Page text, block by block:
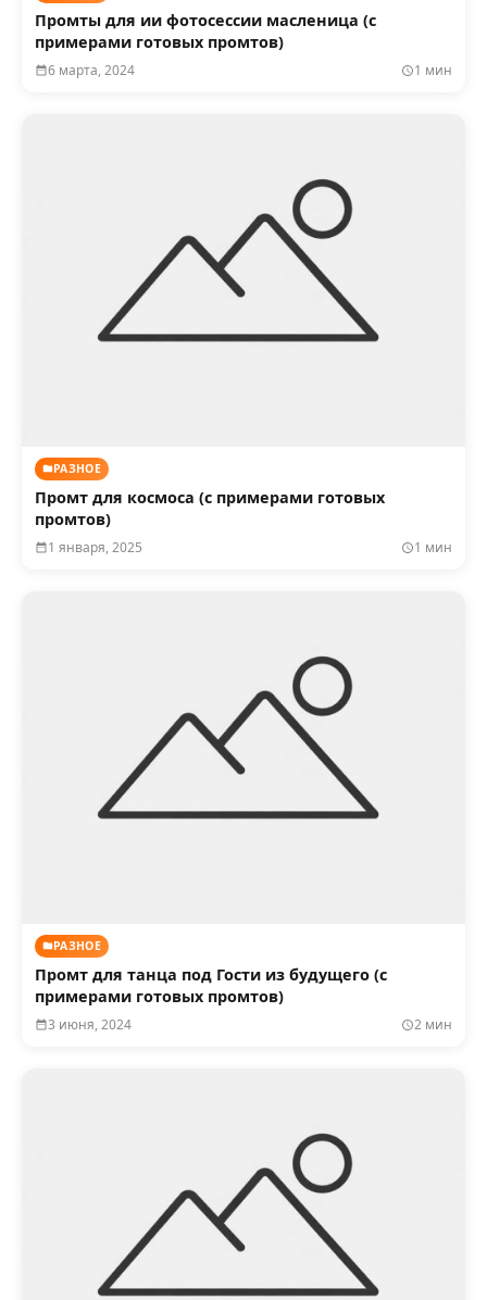
Промты для ии фотосессии масленица (с
примерами готовых промтов)
6 марта, 2024 1 мин
РАЗНОЕ
Промт для космоса (с примерами готовых
промтов)
1 января, 2025 1 мин
РАЗНОЕ
Промт для танца под Гости из будущего (с
примерами готовых промтов)
3 июня, 2024 2 мин